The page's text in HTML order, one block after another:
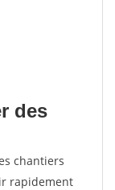
des
chantiers
rapidement